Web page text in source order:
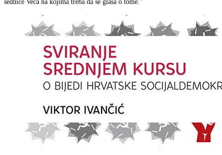
sednice Veća na kojima treba da se glasa o tome.”